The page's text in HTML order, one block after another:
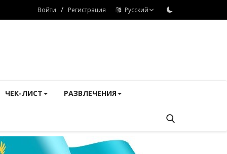
Войти / Регистрация Русский
ЧЕК-ЛИСТ РАЗВЛЕЧЕНИЯ